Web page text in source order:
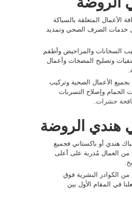
الأعمال المتعلقة بالسباكة
خدمات الصرف الصحي وتمديد
السخانات والمراحيض وأطقم
وتصليح المضخات وأعمال
بجميع الأعمال الصحية وتركيب
الحمام وإصلاح التسربات
حشرات.
الروضة
هندي أو باكستاني فجميع
من العمال مُدربة على أعلى
.
من الكوادر البشرية فوق
في المقام الأول بين